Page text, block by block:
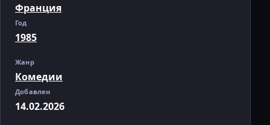
Франция
Год
1985
Жанр
Комедии
Добавлен
14.02.2026